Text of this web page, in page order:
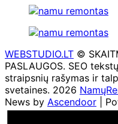
WEBSTUDIO.LT ©
PASLAUGOS. SEO
straipsnių rašymas ir
svetaines. 2026
News by Ascendoor |